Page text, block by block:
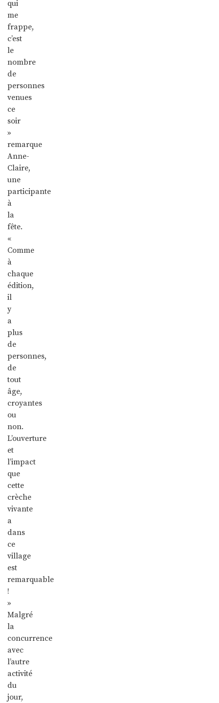
qui
me
frappe,
c’est
le
nombre
de
personnes
venues
ce
soir
»
remarque
Anne-
Claire,
une
participante
à
la
fête.
«
Comme
à
chaque
édition,
il
y
a
plus
de
personnes,
de
tout
âge,
croyantes
ou
non.
L’ouverture
et
l’impact
que
cette
crèche
vivante
a
dans
ce
village
est
remarquable
!
»
Malgré
la
concurrence
avec
l’autre
activité
du
jour,